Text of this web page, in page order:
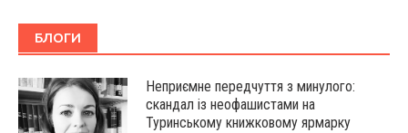
БЛОГИ
Неприємне передчуття з минулого:
скандал із неофашистами на
Туринському книжковому ярмарку